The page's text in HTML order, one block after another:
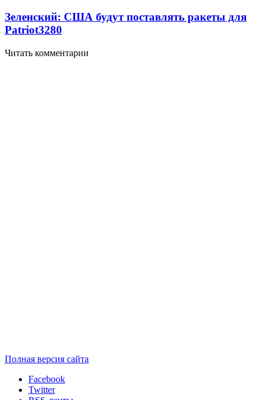
Зеленский: США будут поставлять ракеты для
Patriot3280
Читать комментарии
Полная версия сайта
Facebook
Twitter